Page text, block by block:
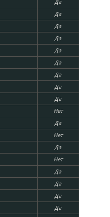
Да
Да
Да
Да
Да
Да
Да
Да
Да
Нет
Да
Нет
Да
Нет
Да
Да
Да
Да